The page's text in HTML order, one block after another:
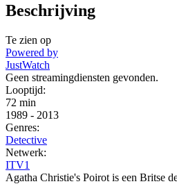
Beschrijving
Te zien op
Powered by
JustWatch
Geen streamingdiensten gevonden.
Looptijd:
72 min
1989 - 2013
Genres:
Detective
Netwerk:
ITV1
Agatha Christie's Poirot is een Britse